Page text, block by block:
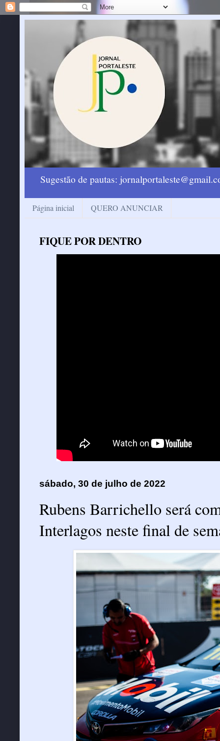
Sugestão de pautas:
Página inicial QUERO ANUNCIAR
FIQUE POR DENTRO
sábado, 30 de julho de 2022
Rubens Barrichello será
Interlagos neste final de